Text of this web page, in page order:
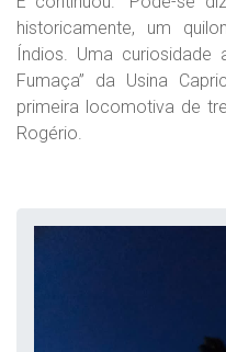
historicamente, um
Índios. Uma curiosidade
Fumaça” da Usina
primeira locomotiva de
Rogério.